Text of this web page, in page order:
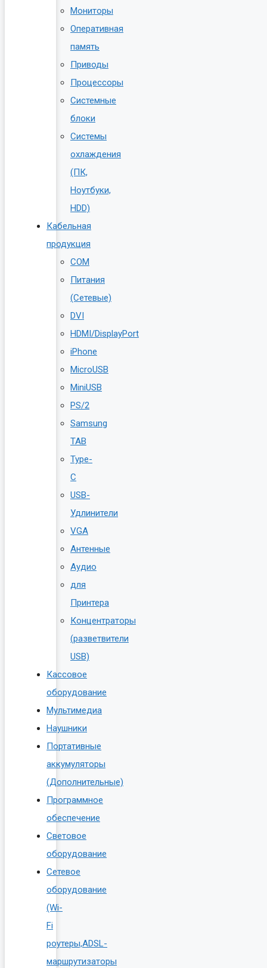
Мониторы
Оперативная
память
Приводы
Процессоры
Системные
блоки
Системы
охлаждения
(ПК,
Ноутбуки,
HDD)
Кабельная
продукция
COM
Питания
(Сетевые)
DVI
HDMI/DisplayPort
iPhone
MicroUSB
MiniUSB
PS/2
Samsung
TAB
Type-
C
USB-
Удлинители
VGA
Антенные
Аудио
для
Принтера
Концентраторы
(разветвители
USB)
Кассовое
оборудование
Мультимедиа
Наушники
Портативные
аккумуляторы
(Дополнительные)
Программное
обеспечение
Световое
оборудование
Сетевое
оборудование
(Wi-
Fi
роутеры,ADSL-
маршрутизаторы